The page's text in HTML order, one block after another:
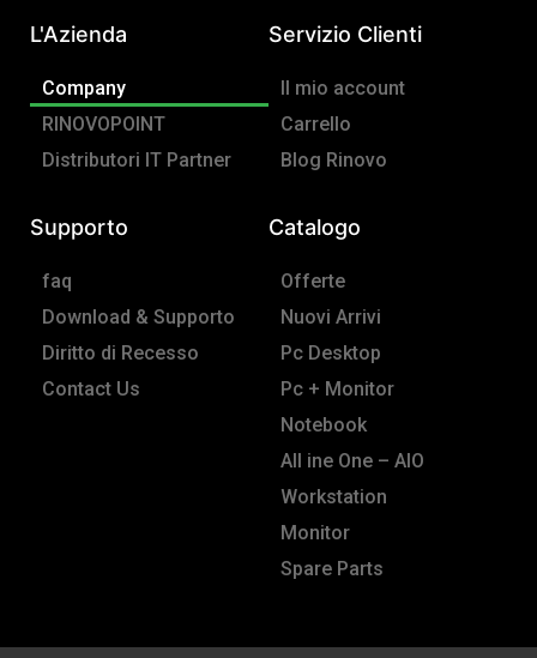
k
-
f
a
m
L'Azienda
Company
RINOVOPOINT
Distributori IT Partner
Servizio Clienti
Il mio account
Carrello
Blog Rinovo
Supporto
faq
Download & Supporto
Diritto di Recesso
Contact Us
Catalogo
Offerte
Nuovi Arrivi
Pc Desktop
Pc + Monitor
Notebook
All ine One – AIO
Workstation
Monitor
Spare Parts